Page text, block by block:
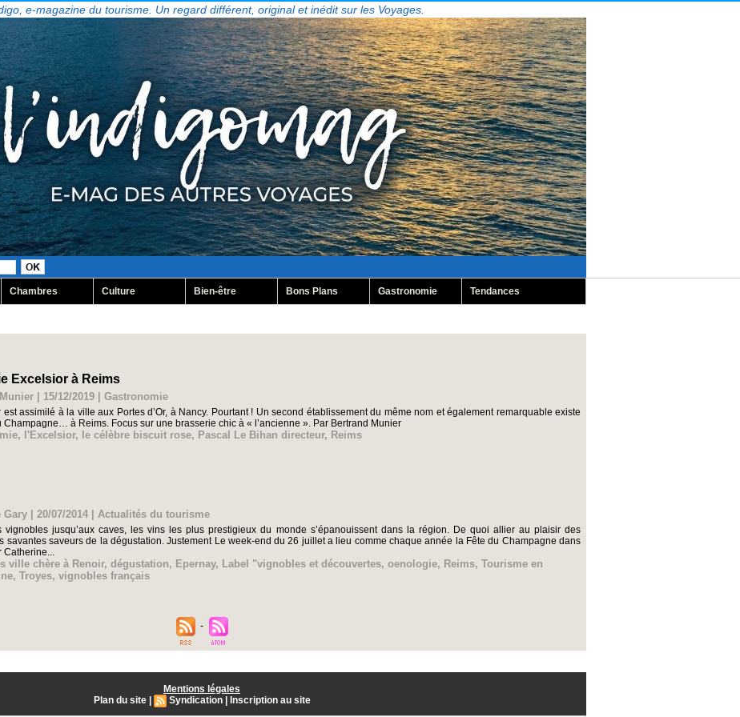
e-magazine du tourisme. Un regard différent, original et inédit sur les Voyages.
Chambres Culture Bien-être Bons Plans Gastronomie Tendances
Excelsior à Reims
| 15/12/2019 Gastronomie
est assimilé à la ville aux Portes d’Or, à Nancy. Pourtant ! Un second établissement du même nom et également remarquable existe
Champagne… à Reims. Focus sur une brasserie chic à « l’ancienne ». Par Bertrand Munier
, l'Excelsior, le célèbre biscuit rose, Pascal Le Bihan directeur, Reims
| 20/07/2014 Actualités du tourisme
vignobles jusqu’aux caves, les vins les plus prestigieux du monde s’épanouissent dans la région. De quoi allier au plaisir des
savantes saveurs de la dégustation. Justement Le week-end du 26 juillet a lieu comme chaque année la Fête du Champagne dans
Catherine...
ville chère à Renoir, dégustation, Epernay, Label "vignobles et découvertes, oenologie, Reims, Tourisme en
, Troyes, vignobles français
Mentions légales
Plan du site
Syndication Inscription au site